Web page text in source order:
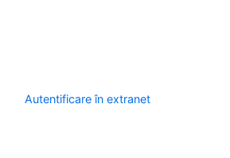
Autentificare în extranet